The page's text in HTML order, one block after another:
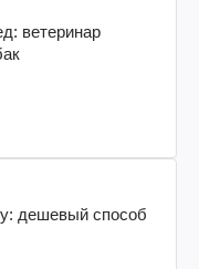
ветеринар
дешевый способ